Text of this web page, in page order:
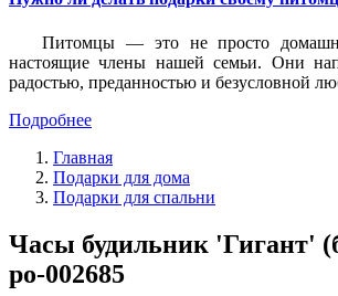
Питомцы — это не просто
настоящие члены нашей семьи. Они
радостью, преданностью и безусловной
Подробнее
Главная
Подарки для дома
Подарки для спальни
Часы будильник 'Гигант'
po-002685